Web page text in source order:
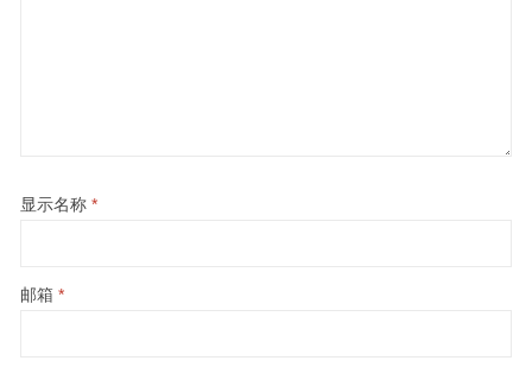
显示名称 *
邮箱 *